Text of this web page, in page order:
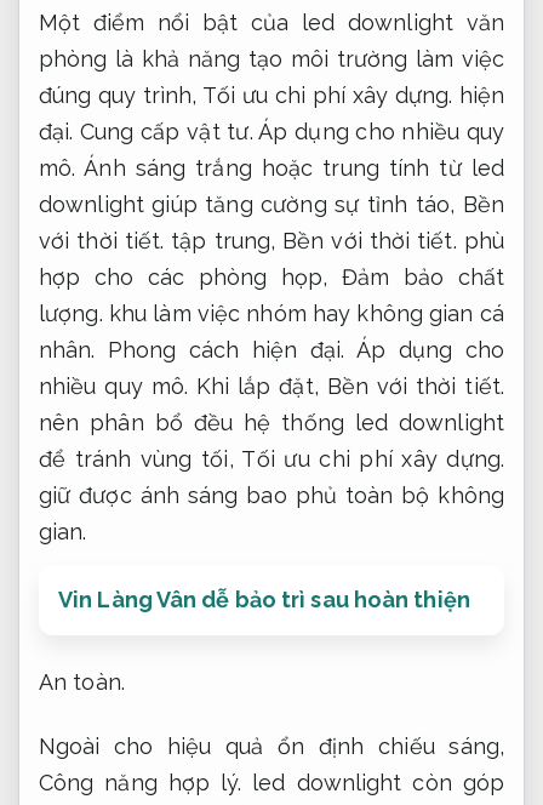
Một điểm nổi bật của led downlight văn
phòng là khả năng tạo môi trường làm việc
đúng quy trình, Tối ưu chi phí xây dựng. hiện
đại.Cung cấp vật tư. Áp dụng cho nhiều quy
mô. Ánh sáng trắng hoặc trung tính từ led
downlight giúp tăng cường sự tỉnh táo, Bền
với thời tiết. tập trung, Bền với thời tiết. phù
hợp cho các phòng họp, Đảm bảo chất
lượng. khu làm việc nhóm hay không gian cá
nhân. Phong cách hiện đại. Áp dụng cho
nhiều quy mô. Khi lắp đặt, Bền với thời tiết.
nên phân bổ đều hệ thống led downlight
để tránh vùng tối, Tối ưu chi phí xây dựng.
giữ được ánh sáng bao phủ toàn bộ không
gian.
Vin Làng Vân dễ bảo trì sau hoàn thiện
An toàn.
Ngoài cho hiệu quả ổn định chiếu sáng,
Công năng hợp lý. led downlight còn góp